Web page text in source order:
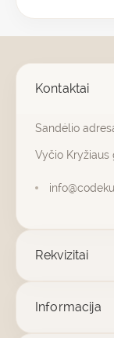
Kontaktai
Sandėlio
Vyčio Kryžiaus
Rekvizitai
Informacija